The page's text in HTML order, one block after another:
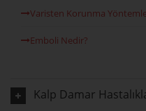
Varisten Korunma
Emboli Nedir?
Kalp Damar